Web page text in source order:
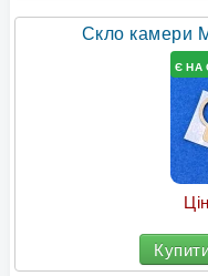
Скло камери
Є НА